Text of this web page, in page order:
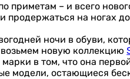
приметам – и всего
на ногах
ночи в обуви,
возьмем новую коллекцию
в том, что она
модели, остающиеся